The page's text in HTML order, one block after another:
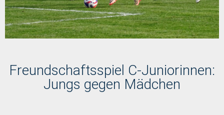
Freundschaftsspiel C-Juniorinnen:
Jungs gegen Mädchen